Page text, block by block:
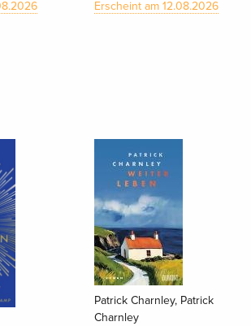
Erscheint am 12.08.2026
Patrick Charnley, Patrick
Charnley